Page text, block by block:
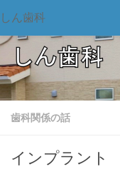
しん歯科
歯科関係の話
インプラント